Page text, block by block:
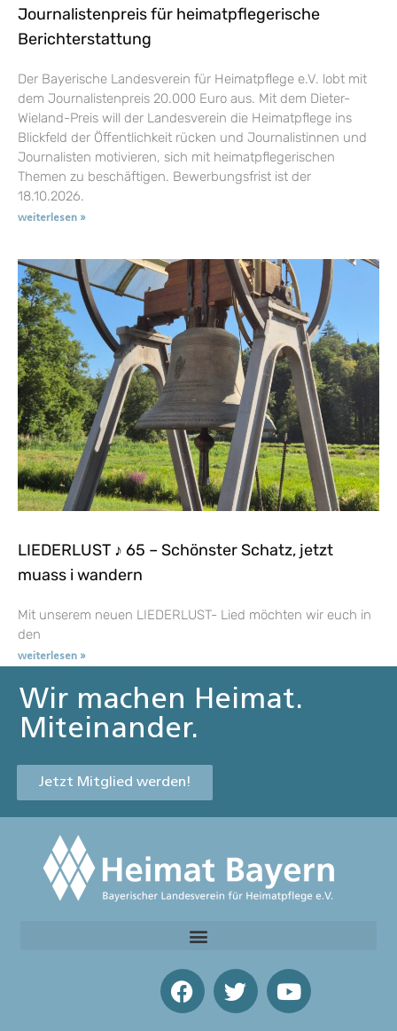
Journalistenpreis für heimatpflegerische
Berichterstattung
Der Bayerische Landesverein für Heimatpflege e.V. lobt mit
dem Journalistenpreis 20.000 Euro aus. Mit dem Dieter-
Wieland-Preis will der Landesverein die Heimatpflege ins
Blickfeld der Öffentlichkeit rücken und Journalistinnen und
Journalisten motivieren, sich mit heimatpflegerischen
Themen zu beschäftigen. Bewerbungsfrist ist der
18.10.2026.
weiterlesen »
LIEDERLUST ♪ 65 – Schönster Schatz, jetzt
muass i wandern
Mit unserem neuen LIEDERLUST- Lied möchten wir euch in
den
weiterlesen »
Wir machen Heimat.
Miteinander.
Jetzt Mitglied werden!